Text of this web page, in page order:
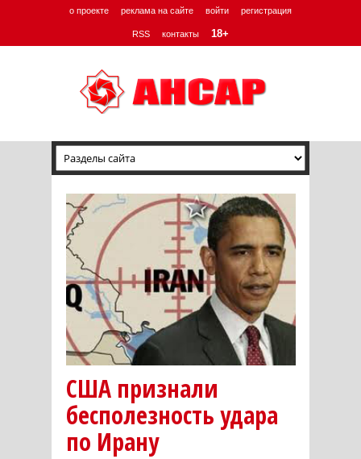
о проекте реклама на сайте войти регистрация
RSS контакты 18+
США признали
бесполезность удара
по Ирану